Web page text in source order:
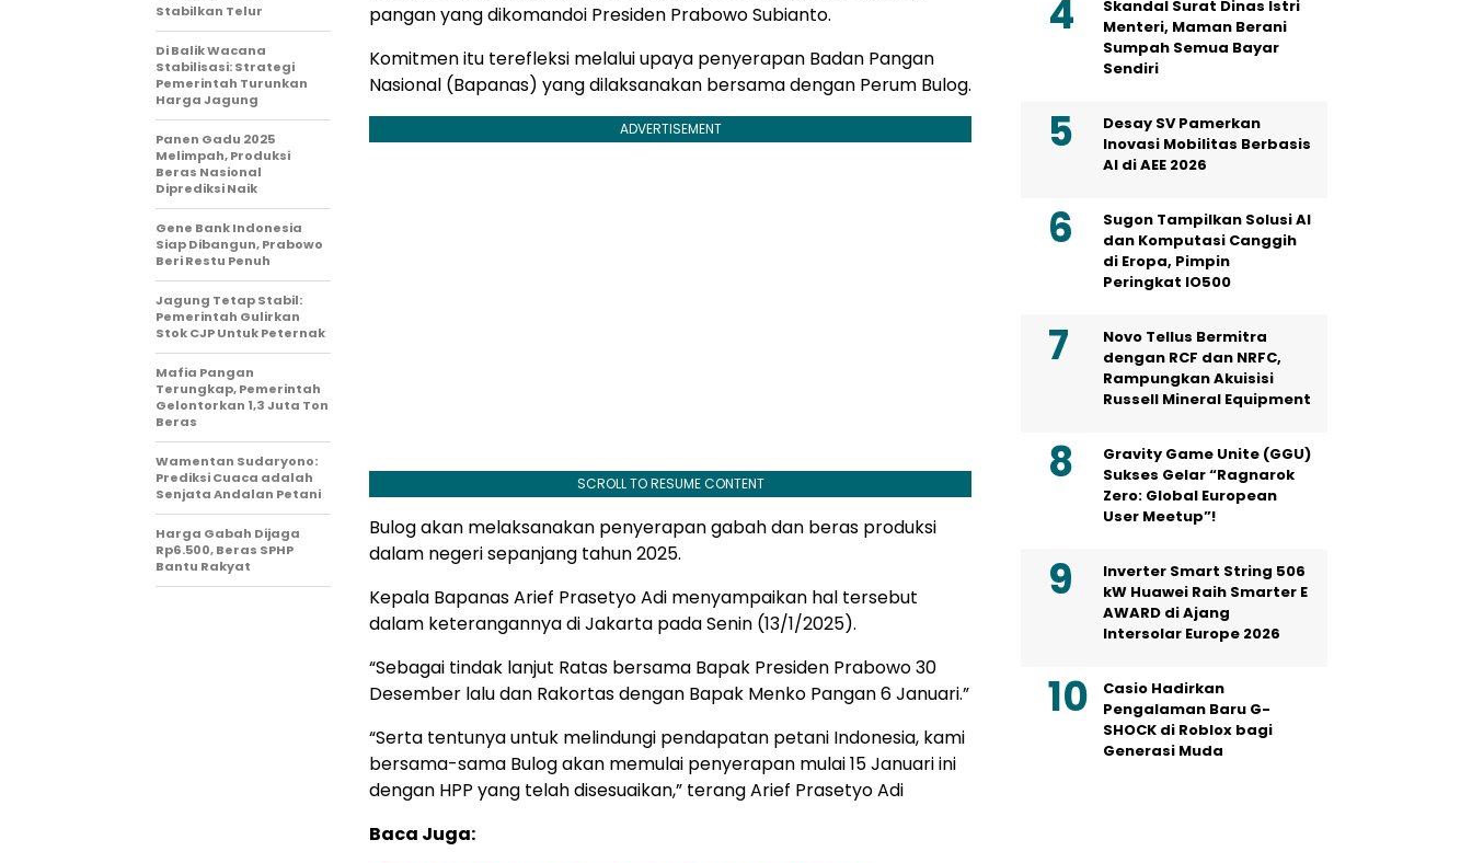
pangan yang dikomandoi Presiden Prabowo Subianto.
Komitmen itu terefleksi melalui upaya penyerapan Badan Pangan
Nasional (Bapanas) yang dilaksanakan bersama dengan Perum Bulog.
ADVERTISEMENT
SCROLL TO RESUME CONTENT
Bulog akan melaksanakan penyerapan gabah dan beras produksi
dalam negeri sepanjang tahun 2025.
Kepala Bapanas Arief Prasetyo Adi menyampaikan hal tersebut
dalam keterangannya di Jakarta pada Senin (13/1/2025).
“Sebagai tindak lanjut Ratas bersama Bapak Presiden Prabowo 30
Desember lalu dan Rakortas dengan Bapak Menko Pangan 6 Januari.”
“Serta tentunya untuk melindungi pendapatan petani Indonesia, kami
bersama-sama Bulog akan memulai penyerapan mulai 15 Januari ini
dengan HPP yang telah disesuaikan,” terang Arief Prasetyo Adi
Baca Juga:
Stabilkan Telur
Di Balik Wacana
Stabilisasi: Strategi
Pemerintah Turunkan
Harga Jagung
Panen Gadu 2025
Melimpah, Produksi
Beras Nasional
Diprediksi Naik
Gene Bank Indonesia
Siap Dibangun, Prabowo
Beri Restu Penuh
Jagung Tetap Stabil:
Pemerintah Gulirkan
Stok CJP Untuk Peternak
Mafia Pangan
Terungkap, Pemerintah
Gelontorkan 1,3 Juta Ton
Beras
Wamentan Sudaryono:
Prediksi Cuaca adalah
Senjata Andalan Petani
Harga Gabah Dijaga
Rp6.500, Beras SPHP
Bantu Rakyat
Skandal Surat Dinas Istri
Menteri, Maman Berani
Sumpah Semua Bayar
Sendiri
Desay SV Pamerkan
Inovasi Mobilitas Berbasis
AI di AEE 2026
Sugon Tampilkan Solusi AI
dan Komputasi Canggih
di Eropa, Pimpin
Peringkat IO500
Novo Tellus Bermitra
dengan RCF dan NRFC,
Rampungkan Akuisisi
Russell Mineral Equipment
Gravity Game Unite (GGU)
Sukses Gelar “Ragnarok
Zero: Global European
User Meetup”!
Inverter Smart String 506
kW Huawei Raih Smarter E
AWARD di Ajang
Intersolar Europe 2026
Casio Hadirkan
Pengalaman Baru G-
SHOCK di Roblox bagi
Generasi Muda